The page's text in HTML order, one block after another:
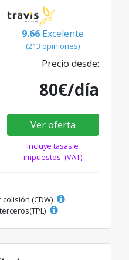
9.66 Excelente
(213 opiniones)
Precio desde:
80€/día
Ver oferta
Incluye tasas e
impuestos. (VAT)
(CDW)